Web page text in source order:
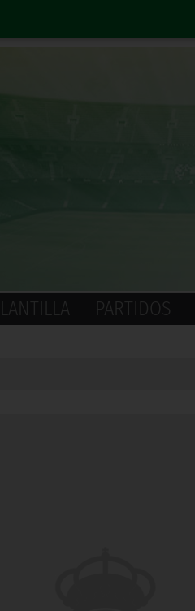
PARTIDOS